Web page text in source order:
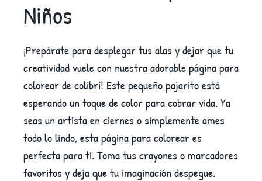
Niños
¡Prepárate para desplegar tus alas y dejar que tu
creatividad vuele con nuestra adorable página para
colorear de colibrí! Este pequeño pajarito está
esperando un toque de color para cobrar vida. Ya
seas un artista en ciernes o simplemente ames
todo lo lindo, esta página para colorear es
perfecta para ti. Toma tus crayones o marcadores
favoritos y deja que tu imaginación despegue.